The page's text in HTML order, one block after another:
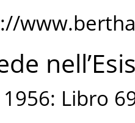
Libro